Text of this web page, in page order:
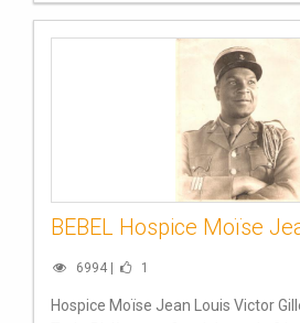
6994 | 1
Hospice Moïse Jean Louis Victor